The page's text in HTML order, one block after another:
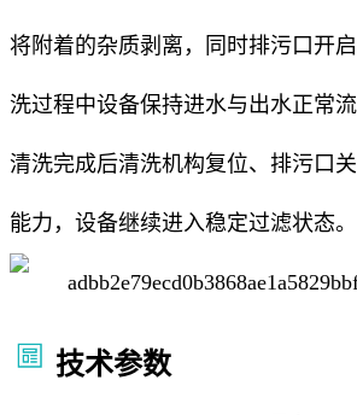
将附着的杂质剥离，同时排污口开
洗过程中设备保持进水与出水正常
清洗完成后清洗机构复位、排污口
能力，设备继续进入稳定过滤状态。
技术参数